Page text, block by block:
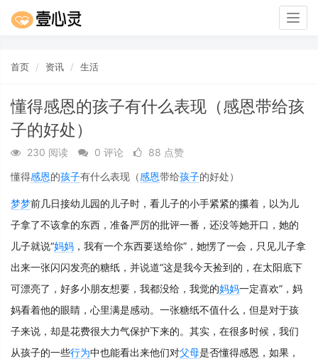
首页 资讯 生活
懂得感恩的孩子有什么表现（感恩带给孩
子的好处）
230 阅读 0 评论
88 点赞
懂得感恩的孩子有什么表现（感恩带给孩子的好处）
梦梦前几日接幼儿园的儿子时，看儿子的小手紧紧的攥着，以为儿
子拿了不该拿的东西，准备严厉的批评一番，还没等她开口，她的
儿子就说“妈妈 ，我有一个东西要送给你”，她愣了一会，只见儿子拿
出来一张闪闪发亮的糖纸，并说道“这是我今天捡到的，在太阳底下
可漂亮了，好多小朋友想要，我都没给，我觉的妈妈一定喜欢”，妈
妈看着他的眼睛，心里满是感动。一张糖纸不值什么，但是对于孩
子来说，却是花费很大力气保护下来的。其实，在很多时候，我们
从孩子的一些行为中也能看出来他们对父母是否懂得感恩，如果，